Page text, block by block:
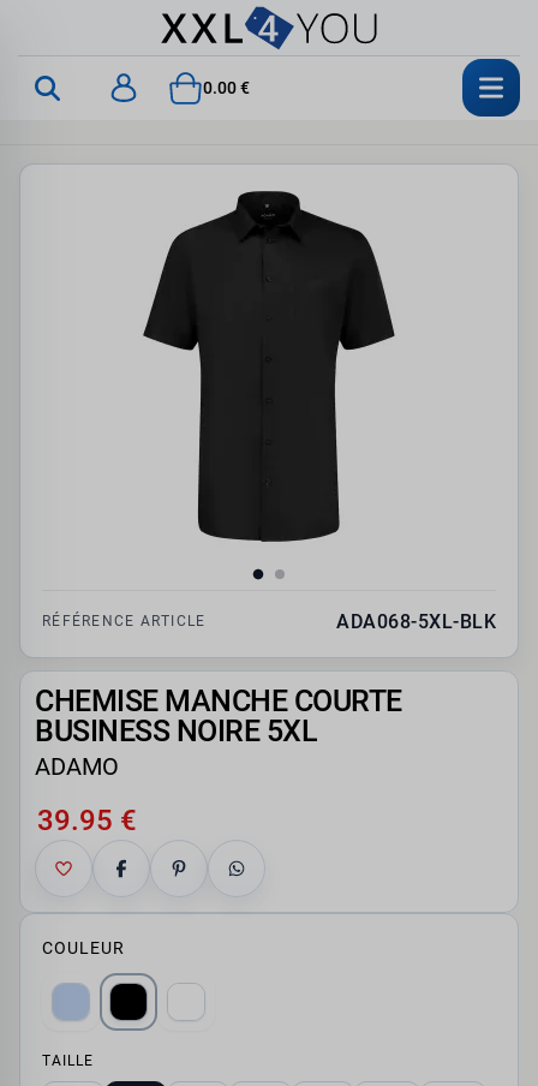
0.00 €
RÉFÉRENCE ARTICLE ADA068-5XL-BLK
CHEMISE MANCHE COURTE
BUSINESS NOIRE 5XL
ADAMO
39.95 €
COULEUR
TAILLE